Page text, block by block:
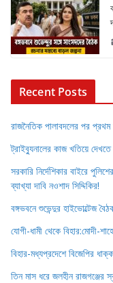
Recent Posts
রাজনৈতিক পালাবদলের পর প্রথম
ট্রাইব্যুনালের কাজ খতিয়ে
সরকারি নির্দেশিকার বাইরে
ব্যাখ্যা দাবি নওশাদ সিদ্দিকির!
বঙ্গভবনে শুভেন্দুর হাইভোল্টেজ
যোগী-ধামী থেকে বিহার:মোদী-
বিহার-মধ্যপ্রদেশে বিজেপির
তিন মাস ধরে জলহীন